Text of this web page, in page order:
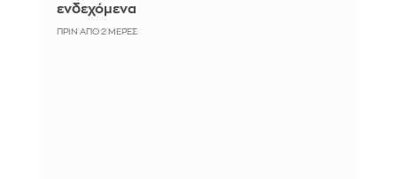
ενδεχόμενα
ΠΡΙΝ ΑΠΌ 2 ΜΈΡΕΣ